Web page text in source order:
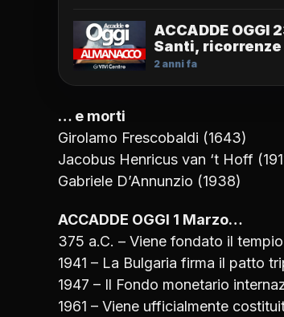
ACCADDE OGGI
Santi,
2 anni fa
… e morti
Girolamo Frescobaldi (1643)
Jacobus Henricus van ‘t Hoff
Gabriele D’Annunzio (1938)
ACCADDE OGGI 1 Marzo…
375 a.C. – Viene fondato il
1941 – La Bulgaria firma il patto
1947 – Il Fondo monetario
1961 – Viene ufficialmente